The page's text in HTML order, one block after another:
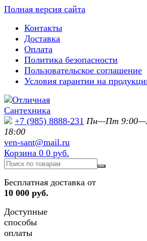
Полная версия сайта
Контакты
Доставка
Оплата
Политика безопасности
Пользовательское соглашение
Условия гарантии на
+7 (985) 8888-231 Пн—Пт
18:00
ven-sant@mail.ru
Корзина 0 0 руб.
Бесплатная доставка от
10 000 руб.
Доступные
способы
оплаты